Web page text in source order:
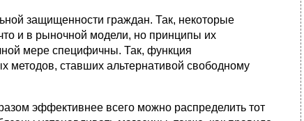
защищенности граждан. Так, некоторые
и в рыночной модели, но принципы их
мере специфичны. Так, функция
методов, ставших альтернативой свободному
эффективнее всего можно распределить тот